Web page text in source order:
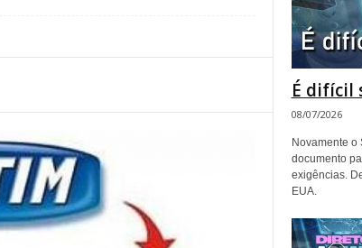
É difícil
08/07/2026
Novamente
documento
exigências.
EUA.